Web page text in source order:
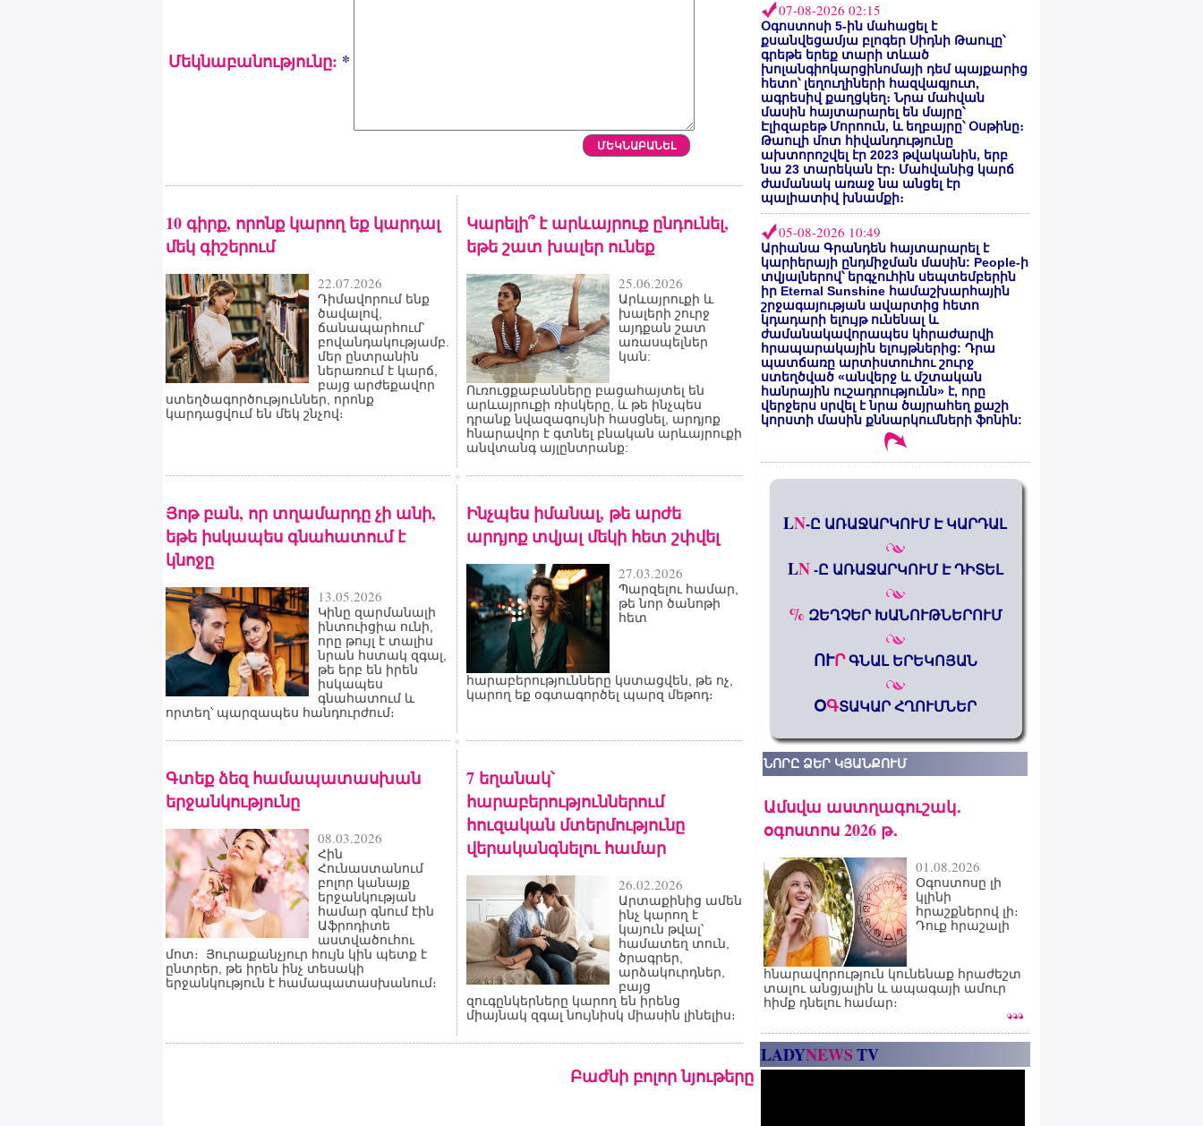
Մեկնաբանությունը: *
10 գիրք, որոնք կարող եք կարդալ
մեկ գիշերում
22.07.2026
Դիմավորում ենք
ծավալով,
ճանապարհում՝
բովանդակությամբ.
մեր ընտրանին
ներառում է կարճ,
բայց արժեքավոր
ստեղծագործություններ, որոնք
կարդացվում են մեկ շնչով։
Կարելի՞ է արևայրուք ընդունել,
եթե շատ խալեր ունեք
25.06.2026
Արևայրուքի և
խալերի շուրջ
այդքան շատ
առասպելներ
կան:
Ուռուցքաբանները բացահայտել են
արևայրուքի ռիսկերը, և թե ինչպես
դրանք նվազագույնի հասցնել, արդյոք
հնարավոր է գտնել բնական արևայրուքի
անվտանգ այլընտրանք:
Յոթ բան, որ տղամարդը չի անի,
եթե իսկապես գնահատում է
կնոջը
13.05.2026
Կինը զարմանալի
ինտուիցիա ունի,
որը թույլ է տալիս
նրան հստակ զգալ,
թե երբ են իրեն
իսկապես
գնահատում և
որտեղ՝ պարզապես հանդուրժում։
Ինչպես իմանալ, թե արժե
արդյոք տվյալ մեկի հետ շփվել
27.03.2026
Պարզելու համար,
թե նոր ծանոթի
հետ
հարաբերությունները կստացվեն, թե ոչ,
կարող եք օգտագործել պարզ մեթոդ։
Գտեք ձեզ համապատասխան
երջանկությունը
08.03.2026
Հին
Հունաստանում
բոլոր կանայք
երջանկության
համար գնում էին
Աֆրոդիտե
աստվածուհու
մոտ։ Յուրաքանչյուր հույն կին պետք է
ընտրեր, թե իրեն ինչ տեսակի
երջանկություն է համապատասխանում։
7 եղանակ՝
հարաբերություններում
հուզական մտերմությունը
վերականգնելու համար
26.02.2026
Արտաքինից ամեն
ինչ կարող է
կայուն թվալ՝
համատեղ տուն,
ծրագրեր,
արձակուրդներ,
բայց
զուգընկերները կարող են իրենց
միայնակ զգալ նույնիսկ միասին լինելիս։
Բաժնի բոլոր նյութերը
07-08-2026 02:15
Օգոստոսի 5-ին մահացել է
քսանվեցամյա բլոգեր Սիդնի Թաուլը՝
գրեթե երեք տարի տևած
խոլանգիոկարցինոմայի դեմ պայքարից
հետո՝ լեղուղիների հազվագյուտ,
ագրեսիվ քաղցկեղ։ Նրա մահվան
մասին հայտարարել են մայրը՝
Էլիզաբեթ Մորոուն, և եղբայրը՝ Օսթինը։
Թաուլի մոտ հիվանդությունը
ախտորոշվել էր 2023 թվականին, երբ
նա 23 տարեկան էր։ Մահվանից կարճ
ժամանակ առաջ նա անցել էր
պալիատիվ խնամքի։
05-08-2026 10:49
Արիանա Գրանդեն հայտարարել է
կարիերայի ընդմիջման մասին: People-ի
տվյալներով՝ երգչուհին սեպտեմբերին
իր Eternal Sunshine համաշխարհային
շրջագայության ավարտից հետո
կդադարի ելույթ ունենալ և
ժամանակավորապես կհրաժարվի
հրապարակային ելույթներից: Դրա
պատճառը արտիստուհու շուրջ
ստեղծված «անվերջ և մշտական
հանրային ուշադրությունն» է, որը
վերջերս սրվել է նրա ծայրահեղ քաշի
կորստի մասին քննարկումների ֆոնին:
LN-Ը ԱՌԱՋԱՐԿՈՒՄ Է ԿԱՐԴԱԼ
LN-Ը ԱՌԱՋԱՐԿՈՒՄ Է ԴԻՏԵԼ
% ԶԵՂՉԵՐ ԽԱՆՈՒԹՆԵՐՈՒՄ
ՈՒՐԳՆԱԼ ԵՐԵԿՈՅԱՆ
ՕԳՏԱԿԱՐ ՀՂՈՒՄՆԵՐ
ՆՈՐԸ ՁԵՐ ԿՅԱՆՔՈՒՄ
Ամսվա աստղագուշակ․
օգոստոս 2026 թ․
01.08.2026
Օգոստոսը լի
կլինի
հրաշքներով լի։
Դուք հրաշալի
հնարավորություն կունենաք հրաժեշտ
տալու անցյալին և ապագայի ամուր
հիմք դնելու համար։
LADYNEWSTV